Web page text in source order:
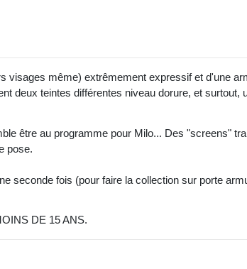
même) extrêmement expressif et d'une
deux teintes différentes niveau dorure, et
être au programme pour Milo... Des "screens"
pose.
fois (pour faire la collection sur porte
DE 15 ANS.